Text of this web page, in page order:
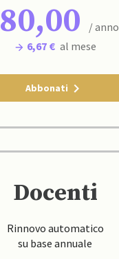
80,00
/ anno
6,67 € al mese
Abbonati
Docenti
Rinnovo automatico
su base annuale